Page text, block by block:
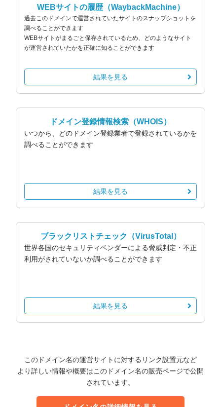
WEBサイトの履歴（WaybackMachine）
過去このドメインで運営されていたサイトのスナップショットを
調べることができます
WEBサイトがまるごと保存されているため、どのようなサイト
が運営されていたかを正確に知ることができます
結果を見る
ドメイン登録情報検索 （WHOIS）
いつから、どのドメイン登録業者で登録されているかを
調べることができます
結果を見る
ブラックリストチェック （VirusTotal）
世界各国のセキュリティベンダーによる脅威判定・不正
利用がされていないか調べることができます
結果を見る
このドメイン名の運営サイトに対するリンク設置元など
より詳しい情報や概要はこのドメイン名の販売ページで公開
されています。